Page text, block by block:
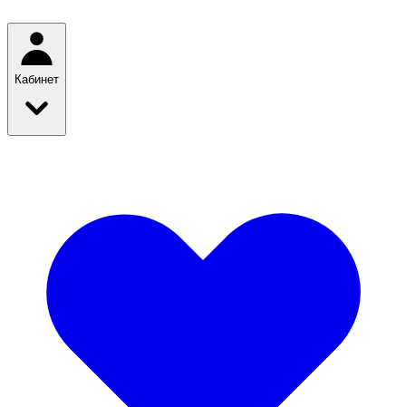
Кабинет